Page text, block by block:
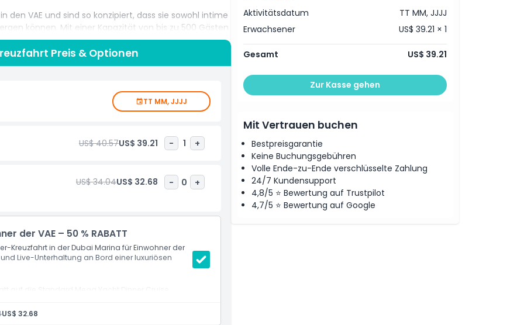
VAE und sind so konzipiert, dass sie sowohl intime
können. Mit einer Kapazität von bis zu 500 Gästen
Platz für bis zu 500 Gäste und sind somit
Partys geeignet.
sowie einer Auswahl an alkoholfreien Getränken und
für einen Abend, den Sie nie vergessen werden.
Preis & Optionen
TT MM, JJJJ
US$ 40.57US$ 39.21 - 1 +
US$ 34.04US$ 32.68 - 0 +
der VAE – 50 % RABATT
Kreuzfahrt in der Dubai Marina für Einwohner der
Live-Unterhaltung an Bord einer luxuriösen
auf die Standard Mega Yacht Dinner Cruise
Bluewaters Island
US$ 32.68
Aktivitätsdatum
TT MM, JJJJ
Erwachsener
US$ 39.21 × 1
Gesamt US$ 39.21
Zur Kasse gehen
Mit Vertrauen buchen
Bestpreisgarantie
Keine Buchungsgebühren
Volle Ende-zu-Ende verschlüsselte Zahlung
24/7 Kundensupport
4,8/5 ⭐ Bewertung auf Trustpilot
4,7/5 ⭐ Bewertung auf Google